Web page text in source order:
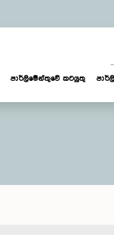
පාර්ලිමේන්තුවේ කටයුතු